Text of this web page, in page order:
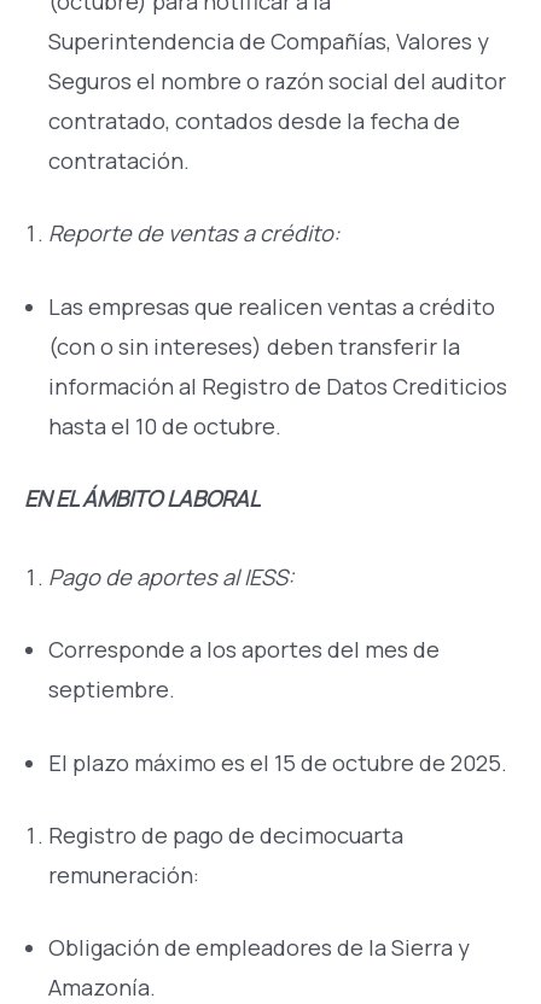
Superintendencia de Compañías, Valores y
Seguros el nombre o razón social del auditor
contratado, contados desde la fecha de
contratación.
Reporte de ventas a crédito:
Las empresas que realicen ventas a crédito
(con o sin intereses) deben transferir la
información al Registro de Datos Crediticios
hasta el 10 de octubre.
EN EL ÁMBITO LABORAL
Pago de aportes al IESS:
Corresponde a los aportes del mes de
septiembre.
El plazo máximo es el 15 de octubre de 2025.
Registro de pago de decimocuarta
remuneración:
Obligación de empleadores de la Sierra y
Amazonía.